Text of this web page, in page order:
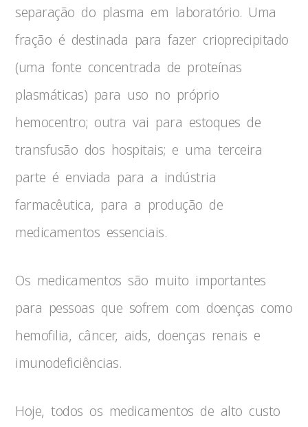
separação do plasma em laboratório. Uma
fração é destinada para fazer crioprecipitado
(uma fonte concentrada de proteínas
plasmáticas) para uso no próprio
hemocentro; outra vai para estoques de
transfusão dos hospitais; e uma terceira
parte é enviada para a indústria
farmacêutica, para a produção de
medicamentos essenciais.
Os medicamentos são muito importantes
para pessoas que sofrem com doenças como
hemofilia, câncer, aids, doenças renais e
imunodeficiências.
Hoje, todos os medicamentos de alto custo